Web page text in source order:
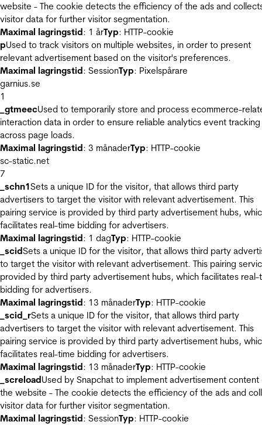
website - The cookie detects the efficiency of the ads and
visitor data for further visitor segmentation.
Maximal lagringstid: 1 årTyp: HTTP-cookie
pUsed to track visitors on multiple websites, in order to present
relevant advertisement based on the visitor's preferences.
Maximal lagringstid: SessionTyp: Pixelspårare
garnius.se
1
_gtmeecUsed to temporarily store and process ecommerce-
interaction data in order to ensure reliable analytics event tracking
across page loads.
Maximal lagringstid: 3 månaderTyp: HTTP-cookie
sc-static.net
7
_schn1Sets a unique ID for the visitor, that allows third party
advertisers to target the visitor with relevant advertisement. This
pairing service is provided by third party advertisement hubs,
facilitates real-time bidding for advertisers.
Maximal lagringstid: 1 dagTyp: HTTP-cookie
_scidSets a unique ID for the visitor, that allows third party
to target the visitor with relevant advertisement. This pairing
provided by third party advertisement hubs, which facilitates real-
bidding for advertisers.
Maximal lagringstid: 13 månaderTyp: HTTP-cookie
_scid_rSets a unique ID for the visitor, that allows third party
advertisers to target the visitor with relevant advertisement. This
pairing service is provided by third party advertisement hubs,
facilitates real-time bidding for advertisers.
Maximal lagringstid: 13 månaderTyp: HTTP-cookie
_screloadUsed by Snapchat to implement advertisement content
the website - The cookie detects the efficiency of the ads and
visitor data for further visitor segmentation.
Maximal lagringstid: SessionTyp: HTTP-cookie